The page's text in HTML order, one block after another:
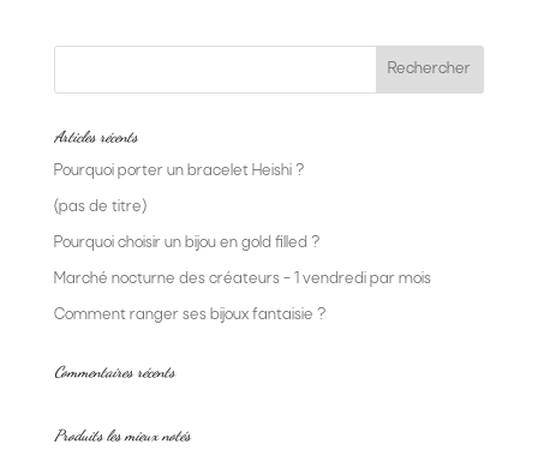
Articles récents
Pourquoi porter un bracelet Heishi ?
(pas de titre)
Pourquoi choisir un bijou en gold filled ?
Marché nocturne des créateurs – 1 vendredi par mois
Comment ranger ses bijoux fantaisie ?
Commentaires récents
Produits les mieux notés